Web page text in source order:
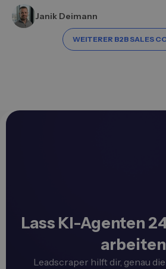
Janik Deimann
WEITERER B2B SALES
Lass KI-Agenten
arbeiten
Leadscraper hilft dir, genau